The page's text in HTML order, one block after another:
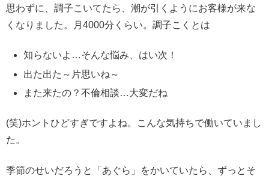
思わずに、調子こいてたら、潮が引くようにお客様が来な
くなりました。月4000分くらい。調子こくとは
知らないよ…そんな悩み、はい次！
出た出た～片思いね～
また来たの？不倫相談…大変だね
(笑)ホントひどすぎですよね。こんな気持ちで働いていまし
た。
季節のせいだろうと「あぐら」をかいていたら、ずっとそ